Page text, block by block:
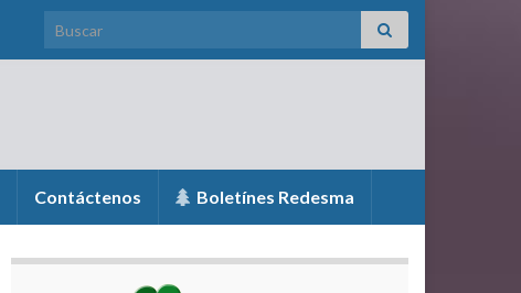
Search for:
Contáctenos Boletínes Redesma